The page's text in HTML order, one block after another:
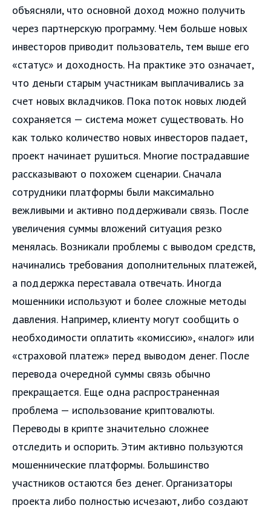
объясняли, что основной доход можно получить
через партнерскую программу. Чем больше новых
инвесторов приводит пользователь, тем выше его
«статус» и доходность. На практике это означает,
что деньги старым участникам выплачивались за
счет новых вкладчиков. Пока поток новых людей
сохраняется — система может существовать. Но
как только количество новых инвесторов падает,
проект начинает рушиться. Многие пострадавшие
рассказывают о похожем сценарии. Сначала
сотрудники платформы были максимально
вежливыми и активно поддерживали связь. После
увеличения суммы вложений ситуация резко
менялась. Возникали проблемы с выводом средств,
начинались требования дополнительных платежей,
а поддержка переставала отвечать. Иногда
мошенники используют и более сложные методы
давления. Например, клиенту могут сообщить о
необходимости оплатить «комиссию», «налог» или
«страховой платеж» перед выводом денег. После
перевода очередной суммы связь обычно
прекращается. Еще одна распространенная
проблема — использование криптовалюты.
Переводы в крипте значительно сложнее
отследить и оспорить. Этим активно пользуются
мошеннические платформы. Большинство
участников остаются без денег. Организаторы
проекта либо полностью исчезают, либо создают